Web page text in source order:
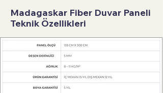
Madagaskar Fiber Duvar Paneli
Teknik Özellikleri